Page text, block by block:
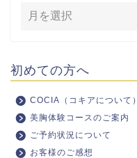
初めての方へ
COCIA（コキアについて）
美胸体験コースのご案内
ご予約状況について
お客様のご感想